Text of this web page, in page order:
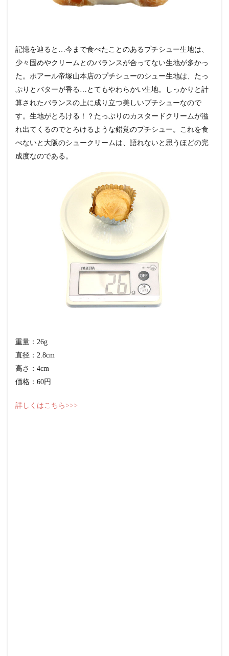
記憶を辿ると…今まで食べたことのあるプチシュー生地は、
少々固めやクリームとのバランスが合ってない生地が多かっ
た。ポアール帝塚山本店のプチシューのシュー生地は、たっ
ぷりとバターが香る…とてもやわらかい生地。しっかりと計
算されたバランスの上に成り立つ美しいプチシューなので
す。生地がとろける！？たっぷりのカスタードクリームが溢
れ出てくるのでとろけるような錯覚のプチシュー。これを食
べないと大阪のシュークリームは、語れないと思うほどの完
成度なのである。
重量：26g
直径：2.8cm
高さ：4cm
価格：60円
詳しくはこちら>>>